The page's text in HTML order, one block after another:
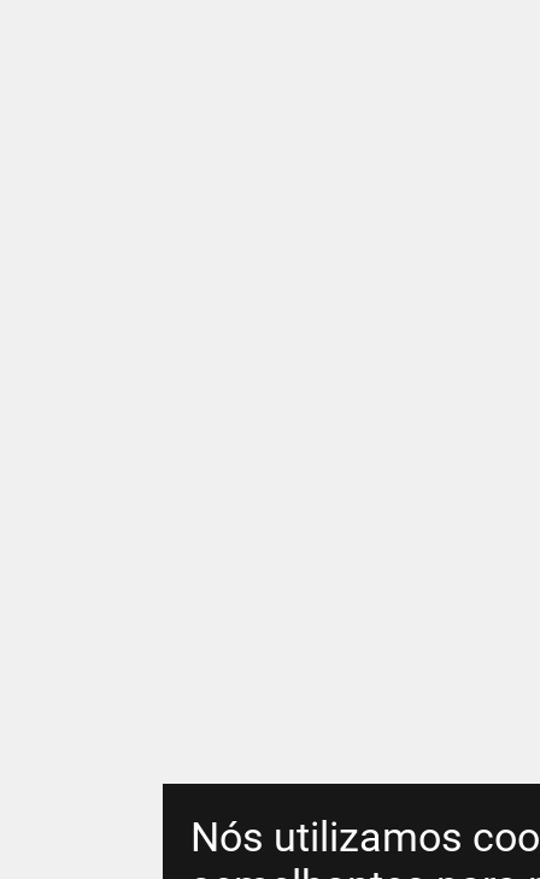
Nós utilizamos